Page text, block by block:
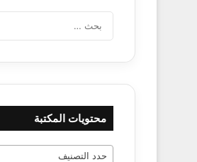
محتويات المكتبة
حدد التصنيف